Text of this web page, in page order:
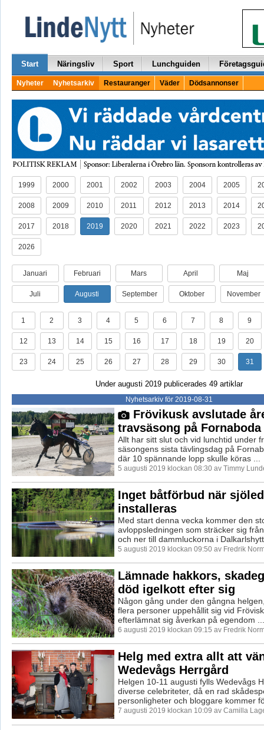
Start Näringsliv Sport Lunchguiden
Nyheter Nyhetsarkiv Restauranger Väder Dödsannonser
1999 2000 2001 2002 2003 2004 2005
2008 2009 2010 2011 2012 2013 2014
2017 2018 2019 2020 2021 2022 2023
2026
Januari Februari Mars April Maj
Juli Augusti September Oktober November
1 2 3 4 5 6 7 8 9
12 13 14 15 16 17 18 19 20
23 24 25 26 27 28 29 30 31
Under augusti 2019 publicerades 49 artiklar
Nyhetsarkiv för 2019-08-31
Frövikusk avslutade
travsäsong på Fornaboda
Allt har sitt slut och vid lunchtid under
säsongens sista tävlingsdag på
där 10 spännande lopp skulle köras ...
5 augusti 2019 klockan 08:30 av Timmy
Inget båtförbud när
installeras
Med start denna vecka kommer den
avloppsledningen som sträcker sig
och ner till dammluckorna i
5 augusti 2019 klockan 09:50 av Fredrik
Lämnade hakkors,
död igelkott efter sig
Någon gång under den gångna
flera personer uppehållit sig vid
efterlämnat sig åverkan på egendom ...
6 augusti 2019 klockan 09:15 av Fredrik
Helg med extra allt att
Wedevågs Herrgård
Helgen 10-11 augusti fylls Wedevågs
diverse celebriteter, då en rad
personligheter och bloggare kommer
7 augusti 2019 klockan 10:09 av Camilla